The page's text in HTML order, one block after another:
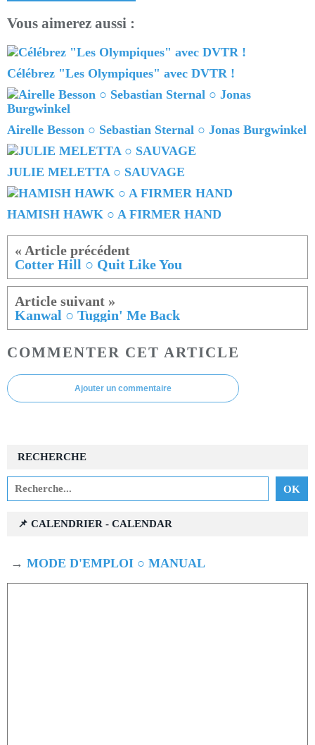
Vous aimerez aussi :
Célébrez "Les Olympiques" avec DVTR !
Airelle Besson ○ Sebastian Sternal ○ Jonas Burgwinkel
JULIE MELETTA ○ SAUVAGE
HAMISH HAWK ○ A FIRMER HAND
Cotter Hill ○ Quit Like You
Kanwal ○ Tuggin' Me Back
COMMENTER CET ARTICLE
Ajouter un commentaire
RECHERCHE
📌 CALENDRIER - CALENDAR
→ MODE D'EMPLOI ○ MANUAL